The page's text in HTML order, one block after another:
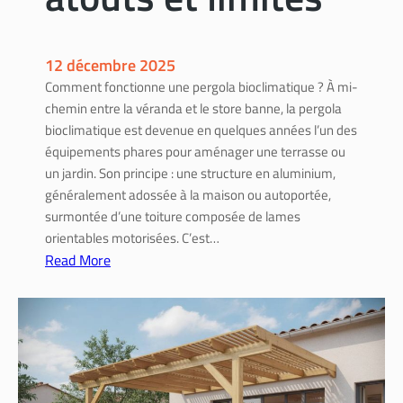
g
è
r
e
s
a
v
e
c
l
o
n
s
i
b
l
e
:
g
u
i
d
e
p
à
p
a
s
12 décembre 2025
Comment fonctionne une pergola bioclimatique ? À mi-
chemin entre la véranda et le store banne, la pergola
bioclimatique est devenue en quelques années l’un des
équipements phares pour aménager une terrasse ou
un jardin. Son principe : une structure en aluminium,
généralement adossée à la maison ou autoportée,
surmontée d’une toiture composée de lames
orientables motorisées. C’est…
Read More
P
r
g
o